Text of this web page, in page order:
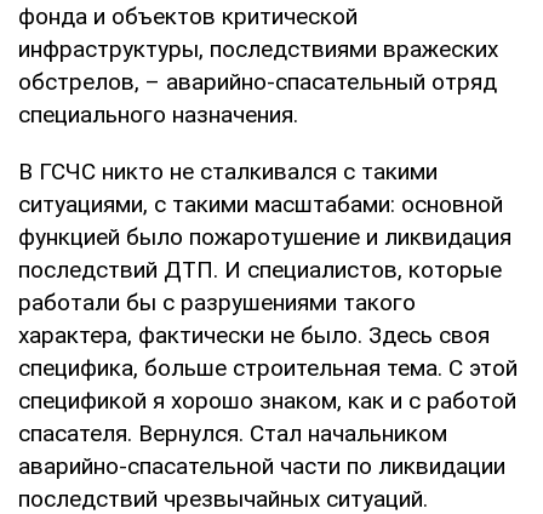
фонда и объектов критической
инфраструктуры, последствиями вражеских
обстрелов, – аварийно-спасательный отряд
специального назначения.
В ГСЧС никто не сталкивался с такими
ситуациями, с такими масштабами: основной
функцией было пожаротушение и ликвидация
последствий ДТП. И специалистов, которые
работали бы с разрушениями такого
характера, фактически не было. Здесь своя
специфика, больше строительная тема. С этой
спецификой я хорошо знаком, как и с работой
спасателя. Вернулся. Стал начальником
аварийно-спасательной части по ликвидации
последствий чрезвычайных ситуаций.